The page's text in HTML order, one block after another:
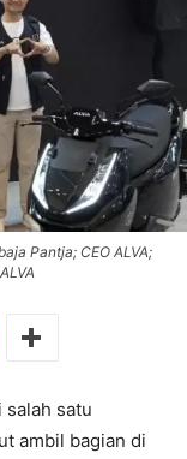
Pantja; CEO ALVA;
salah satu
ambil bagian di